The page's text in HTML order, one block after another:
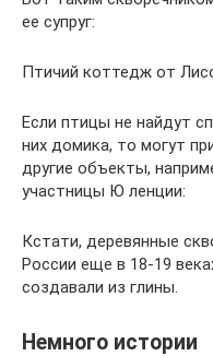
ее супруг:
Птичий коттедж от
Если птицы не найдут
них домика, то могут
другие объекты,
участницы Ю ленции:
Кстати, деревянные
России еще в 18-19
создавали из глины.
Немного истории